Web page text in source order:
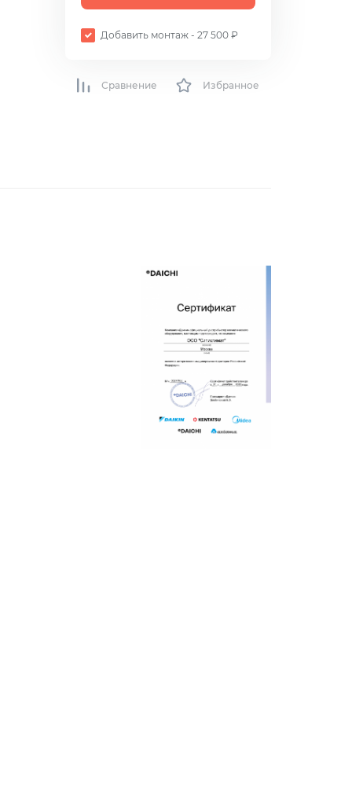
Добавить монтаж - 27 500 ₽
Сравнение Избранное